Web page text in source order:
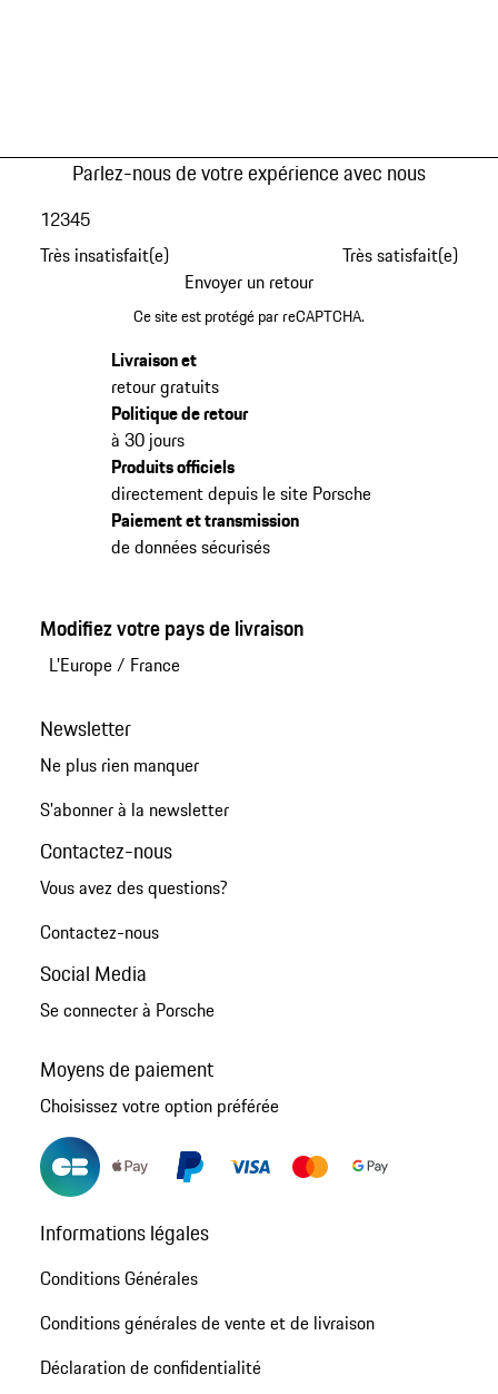
Parlez-nous de votre expérience avec nous
Très insatisfait(e)
12345
Très satisfait(e)
Envoyer un retour
Ce site est protégé par reCAPTCHA.
Livraison et
retour gratuits
Politique de retour
à 30 jours
Produits officiels
directement depuis le site Porsche
Paiement et transmission
de données sécurisés
Modifiez votre pays de livraison
L'Europe/ France
Newsletter
Ne plus rien manquer
S'abonner à la newsletter
Contactez-nous
Vous avez des questions?
Contactez-nous
Social Media
Se connecter à Porsche
Moyens de paiement
Choisissez votre option préférée
Informations légales
Conditions Générales
Conditions générales de vente et de livraison
Déclaration de confidentialité